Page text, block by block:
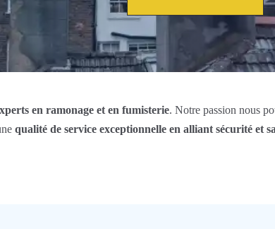
en ramonage et en fumisterie. Notre passion nous
qualité de service exceptionnelle en alliant sécurité et